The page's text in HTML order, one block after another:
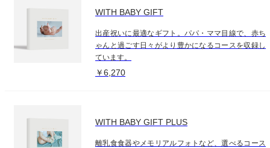
WITH BABY GIFT
出産祝いに最適なギフト。パパ・ママ目線で、赤ち
ゃんと過ごす日々がより豊かになるコースを収録し
ています。
￥6,270
WITH BABY GIFT PLUS
離乳食食器やメモリアルフォトなど、選べるコース